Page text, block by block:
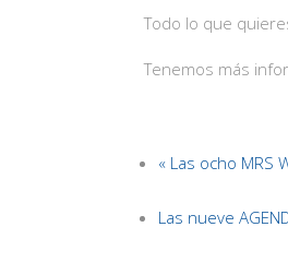
Todo lo que
Tenemos más
« Las ocho MRS
Las nueve